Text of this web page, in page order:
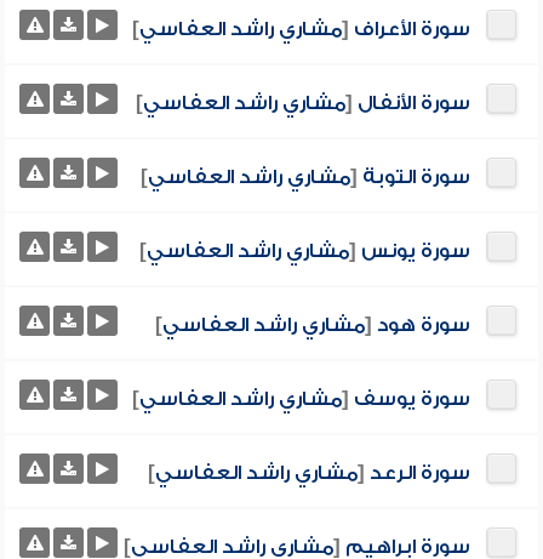
سورة الأعراف [مشاري راشد العفاسي]
سورة الأنفال [مشاري راشد العفاسي]
سورة التوبة [مشاري راشد العفاسي]
سورة يونس [مشاري راشد العفاسي]
سورة هود [مشاري راشد العفاسي]
سورة يوسف [مشاري راشد العفاسي]
سورة الرعد [مشاري راشد العفاسي]
سورة ابراهيم [مشاري راشد العفاسي]